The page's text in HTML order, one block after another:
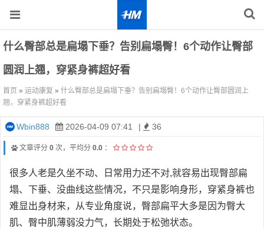
什么臀部总是扁塌下垂？告别扁塌臀！6个动作让臀部
圆润上翘，穿紧身裤超好看
首页 » 运动康复 » 什么臀部总是扁塌下垂？告别扁塌臀！6个动作让臀部圆润上
翘，穿紧身裤超好看
Wbin888 2026-04-09 07:41 | 36
文章评分 0 次，平均分 0.0 ：
很多人老是久坐不动、日常用力还不对,就容易出现臀部扁
塌、下垂、没曲线这些情况，不只是影响身形，穿紧身裤也
难显出身材来，从专业角度说，臀部扁平大多是因为臀大
肌、臀中肌薄弱没力气，长期处于松弛状态。